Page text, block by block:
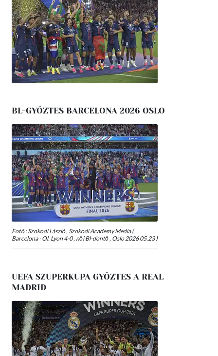
BL-GYŐZTES BARCELONA 2026 OSLO
Fotó : Szokodi László , Szokodi Academy Media (
Barcelona - Ol. Lyon 4-0 , női Bl-döntő , Oslo 2026 05.23 )
UEFA SZUPERKUPA GYŐZTES A REAL
MADRID